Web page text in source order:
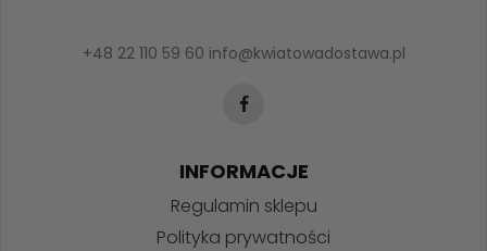
+48 22 110 59 60 info@kwiatowadostawa.pl
INFORMACJE
Regulamin sklepu
Polityka prywatności